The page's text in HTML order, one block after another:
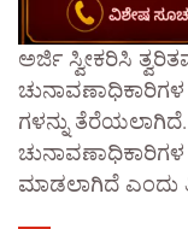
ಅರ್ಜಿ ಸ್ವೀಕರಿಸಿ
ಗಳನ್ನು ತೆರೆಯಲಾಗಿದೆ.
ಚುನಾವಣಾಧಿಕಾರಿಗಳ
ಮಾಡಲಾಗಿದೆ ಎಂದು